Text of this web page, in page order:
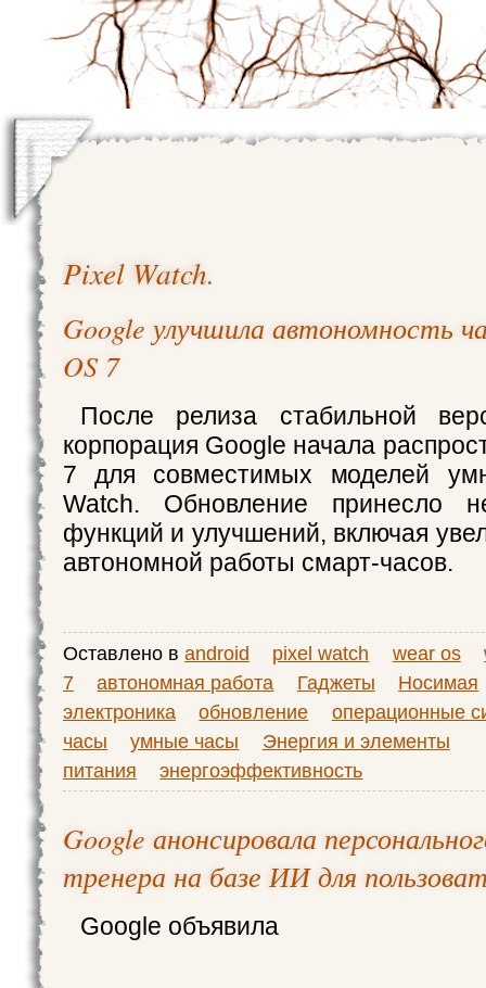
Pixel Watch.
Google улучшила автономность
OS 7
После релиза стабильной
корпорация Google начала
7 для совместимых моделей
Watch. Обновление принесло
функций и улучшений, включая
автономной работы смарт-часов.
Оставлено в android pixel watch wear os
7
автономная работа Гаджеты
Носимая
электроника
обновление
операционные
часы
умные часы
Энергия и элементы
питания
энергоэффективность
Google анонсировала
тренера на базе ИИ для
Google объявила